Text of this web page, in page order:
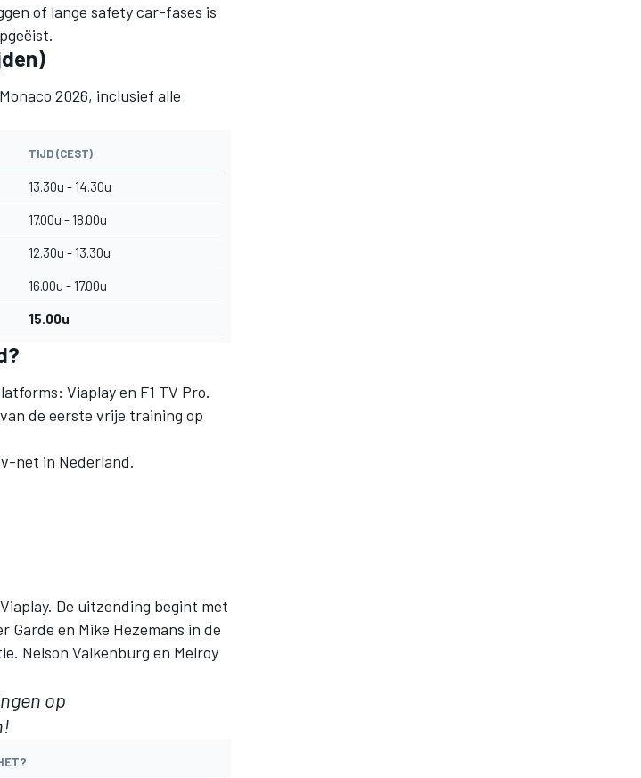
of lange safety car-fases is
2026, inclusief alle
TIJD (CEST)
13.30u - 14.30u
17.00u - 18.00u
12.30u - 13.30u
16.00u - 17.00u
15.00u
Viaplay en F1 TV Pro.
de eerste vrije training op
net in Nederland.
De uitzending begint met
en Mike Hezemans in de
Nelson Valkenburg en Melroy
op